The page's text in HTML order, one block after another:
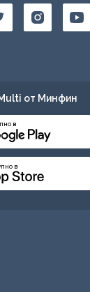
от Минфин
в
в